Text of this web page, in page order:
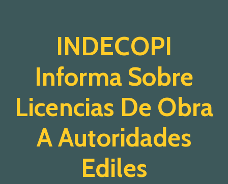
Contáctenos
INDECOPI
Informa Sobre
Licencias De Obra
A Autoridades
Ediles